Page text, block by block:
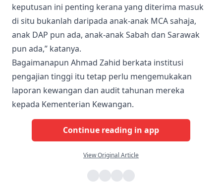
keputusan ini penting kerana yang diterima masuk
di situ bukanlah daripada anak-anak MCA sahaja,
anak DAP pun ada, anak-anak Sabah dan Sarawak
pun ada,” katanya.
Bagaimanapun Ahmad Zahid berkata institusi
pengajian tinggi itu tetap perlu mengemukakan
laporan kewangan dan audit tahunan mereka
kepada Kementerian Kewangan.
Continue reading in app
View Original Article